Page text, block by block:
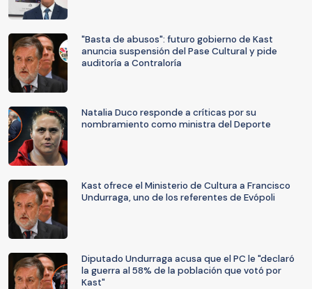
"Basta de abusos": futuro gobierno de Kast
anuncia suspensión del Pase Cultural y pide
auditoría a Contraloría
Natalia Duco responde a críticas por su
nombramiento como ministra del Deporte
Kast ofrece el Ministerio de Cultura a Francisco
Undurraga, uno de los referentes de Evópoli
Diputado Undurraga acusa que el PC le "declaró
la guerra al 58% de la población que votó por
Kast"